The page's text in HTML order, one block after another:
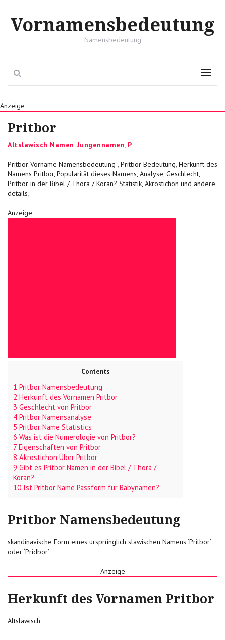
Vornamensbedeutung
Namensbedeutung
Menu
Anzeige
Pritbor
Categories
Altslawisch Namen, Jungennamen, P
Pritbor Vorname Namensbedeutung , Pritbor Bedeutung, Herkunft des
Namens Pritbor, Popularität dieses Namens, Analyse, Geschlecht,
Pritbor in der Bibel / Thora / Koran? Statistik, Akrostichon und andere
details;
Anzeige
Contents
1 Pritbor Namensbedeutung
2 Herkunft des Vornamen Pritbor
3 Geschlecht von Pritbor
4 Pritbor Namensanalyse
5 Pritbor Name Statistics
6 Was ist die Numerologie von Pritbor?
7 Eigenschaften von Pritbor
8 Akrostichon Über Pritbor
9 Gibt es Pritbor Namen in der Bibel / Thora /
Koran?
10 Ist Pritbor Name Passform für Babynamen?
Pritbor Namensbedeutung
skandinavische Form eines ursprünglich slawischen Namens ‘Pritbor’
oder ‘Pridbor’
Anzeige
Herkunft des Vornamen Pritbor
Altslawisch